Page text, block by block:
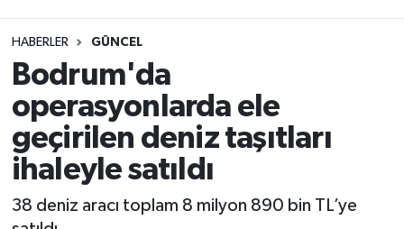
HABERLER GÜNCEL
Bodrum'da
operasyonlarda ele
geçirilen deniz taşıtları
ihaleyle satıldı
38 deniz aracı toplam 8 milyon 890 bin TL’ye
GÜNCEL
İZMİR
ÖZEL HABER
POLİTİKA
Programlar